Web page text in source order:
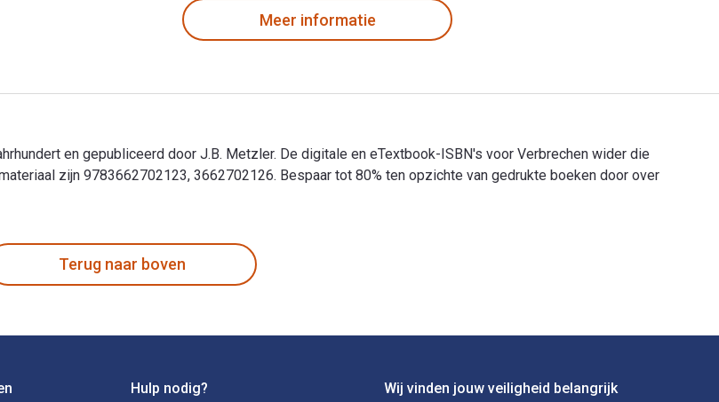
Meer informatie
en gepubliceerd door J.B. Metzler. De digitale en eTextbook-ISBN's voor Verbrechen wider die
zijn 9783662702123, 3662702126. Bespaar tot 80% ten opzichte van gedrukte boeken door over
Terug naar boven
Hulp nodig? Wij vinden jouw veiligheid belangrijk